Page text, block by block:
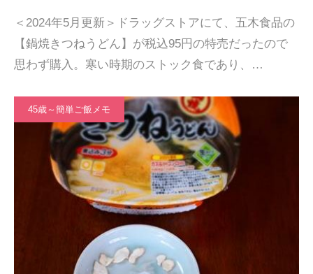
＜2024年5月更新＞ドラッグストアにて、五木食品の
【鍋焼きつねうどん】が税込95円の特売だったので
思わず購入。寒い時期のストック食であり、…
45歳～簡単ご飯メモ